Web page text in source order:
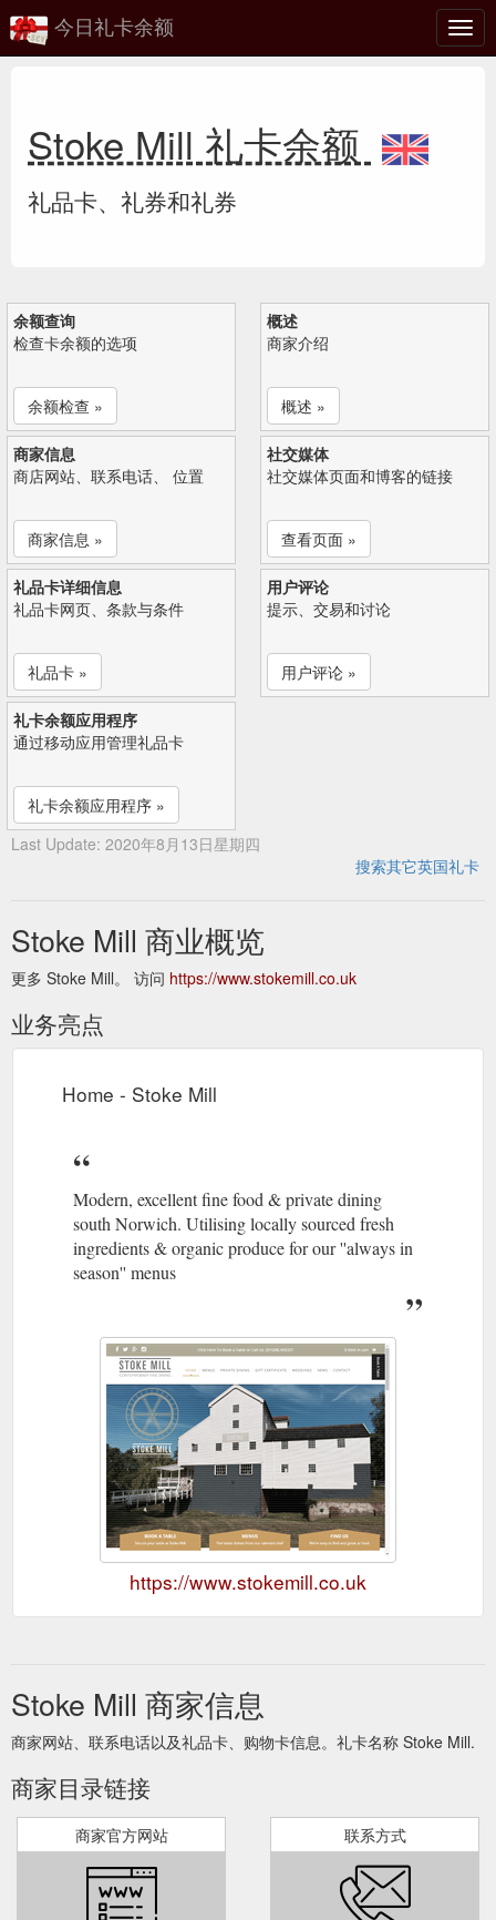
切
换
今日礼卡余额
Stoke Mill 礼卡余额
礼品卡、礼券和礼券
余额查询
检查卡余额的选项
余额检查 »
概述
商家介绍
概述 »
商家信息
商店网站、联系电话、 位置
商家信息 »
社交媒体
社交媒体页面和博客的链接
查看页面 »
礼品卡详细信息
礼品卡网页、条款与条件
礼品卡 »
用户评论
提示、交易和讨论
用户评论 »
礼卡余额应用程序
通过移动应用管理礼品卡
礼卡余额应用程序 »
Last Update: 2020年8月13日星期四
搜索其它英国礼卡
Stoke Mill 商业概览
更多 Stoke Mill。 访问 https://www.stokemill.co.uk
业务亮点
Home - Stoke Mill
Modern, excellent fine food & private dining
south Norwich. Utilising locally sourced fresh
ingredients & organic produce for our ''always in
season'' menus
https://www.stokemill.co.uk
Stoke Mill 商家信息
商家网站、联系电话以及礼品卡、购物卡信息。礼卡名称 Stoke Mill.
商家目录链接
商家官方网站 联系方式